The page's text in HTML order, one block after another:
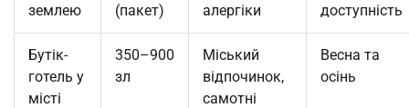
землею
(пакет)
алергіки
доступність
Бутік-
готель у
місті
350–900
зл
Міський
відпочинок,
самотні
Весна та
осінь